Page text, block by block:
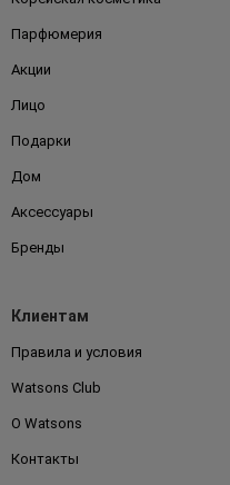
Парфюмерия
Акции
Лицо
Подарки
Дом
Аксессуары
Бренды
Клиентам
Правила и условия
Watsons Club
О Watsons
Контакты